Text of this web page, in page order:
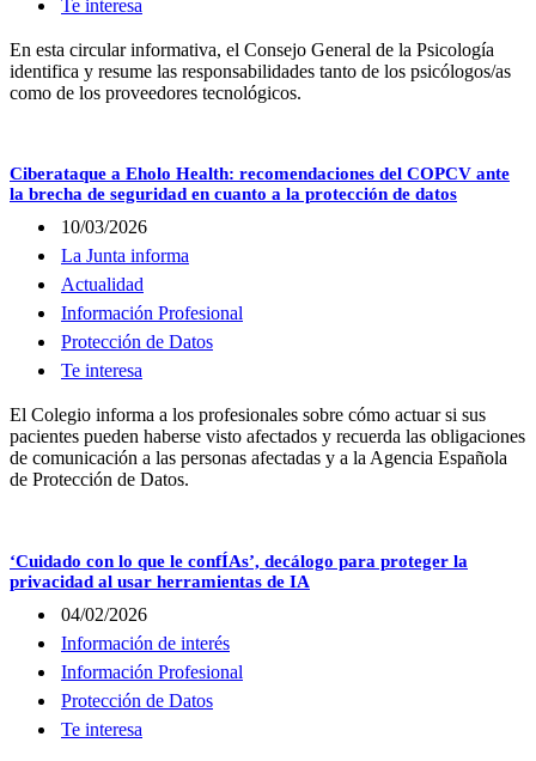
Te interesa
En esta circular informativa, el Consejo General de la Psicología
identifica y resume las responsabilidades tanto de los psicólogos/as
como de los proveedores tecnológicos.
Ciberataque a Eholo Health: recomendaciones del COPCV ante
la brecha de seguridad en cuanto a la protección de datos
10/03/2026
La Junta informa
Actualidad
Información Profesional
Protección de Datos
Te interesa
El Colegio informa a los profesionales sobre cómo actuar si sus
pacientes pueden haberse visto afectados y recuerda las obligaciones
de comunicación a las personas afectadas y a la Agencia Española
de Protección de Datos.
‘Cuidado con lo que le confÍAs’, decálogo para proteger la
privacidad al usar herramientas de IA
04/02/2026
Información de interés
Información Profesional
Protección de Datos
Te interesa